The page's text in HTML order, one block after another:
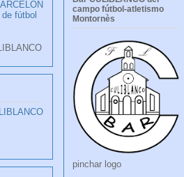
de fútbol
campo fútbol-atletismo
Montornès
pinchar logo